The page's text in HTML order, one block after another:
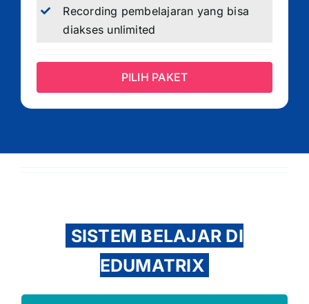
Recording pembelajaran yang bisa
diakses unlimited
PILIH PAKET
SISTEM BELAJAR DI
EDUMATRIX